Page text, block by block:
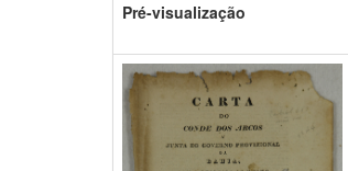
Pré-visualização